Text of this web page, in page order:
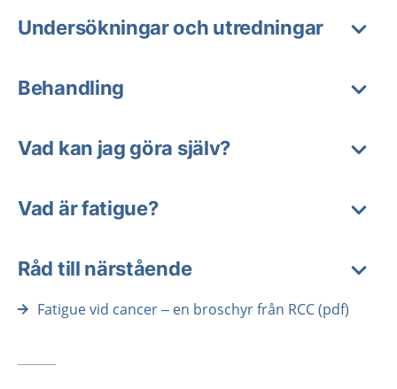
Undersökningar och utredningar
Behandling
Vad kan jag göra själv?
Vad är fatigue?
Råd till närstående
Fatigue vid cancer – en broschyr från RCC (pdf)